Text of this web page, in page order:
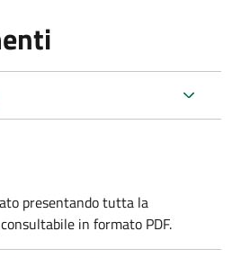
presentando tutta la
in formato PDF.